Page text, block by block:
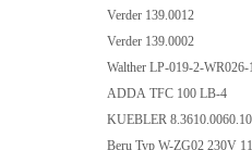
Verder 139.0012
Verder 139.0002
Walther LP-019-2-
ADDA TFC 100
KUEBLER
Beru Typ W-ZG02